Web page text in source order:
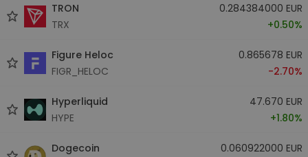
TRON
TRX
0.284384000 EUR
+0.50%
Figure Heloc
FIGR_HELOC
0.865678 EUR
-2.70%
Hyperliquid
HYPE
47.670 EUR
+1.80%
Dogecoin
0.060922000 EUR